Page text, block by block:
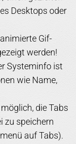
Desktops oder
Gif-
werden!
Systeminfo ist
wie Name,
die Tabs
zu speichern
auf Tabs).